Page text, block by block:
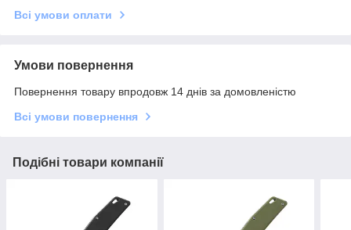
Всі умови оплати
Умови повернення
Повернення товару впродовж 14 днів за домовленістю
Всі умови повернення
Подібні товари компанії